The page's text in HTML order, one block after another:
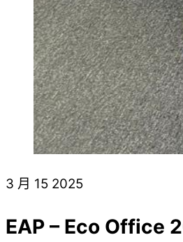
3 月 15 2025
EAP – Eco Office